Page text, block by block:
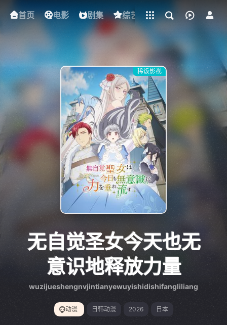
首页 电影 剧集 综艺 动漫 短剧
下载客户端
gt 0"}
稀饭影视
无自觉圣女今天也无
意识地释放力量
wuzijueshengnvjintianyewuyishidishifangliliang
动漫 日韩动漫 2026 日本